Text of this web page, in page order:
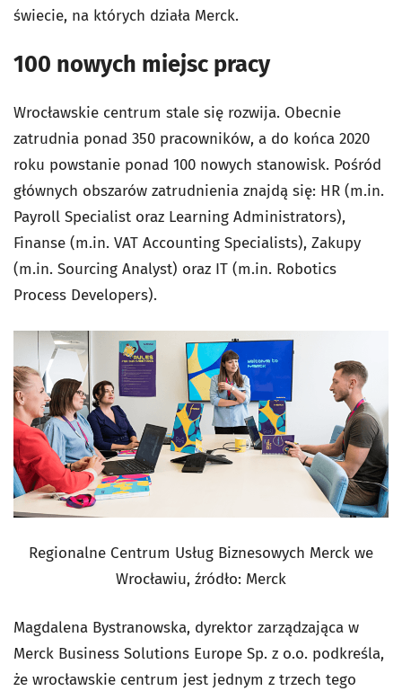
świecie, na których działa Merck.
100 nowych miejsc pracy
Wrocławskie centrum stale się rozwija. Obecnie
zatrudnia ponad 350 pracowników, a do końca 2020
roku powstanie ponad 100 nowych stanowisk. Pośród
głównych obszarów zatrudnienia znajdą się: HR (m.in.
Payroll Specialist oraz Learning Administrators),
Finanse (m.in. VAT Accounting Specialists), Zakupy
(m.in. Sourcing Analyst) oraz IT (m.in. Robotics
Process Developers).
Regionalne Centrum Usług Biznesowych Merck we
Wrocławiu, źródło: Merck
Magdalena Bystranowska, dyrektor zarządzająca w
Merck Business Solutions Europe Sp. z o.o. podkreśla,
że wrocławskie centrum jest jednym z trzech tego